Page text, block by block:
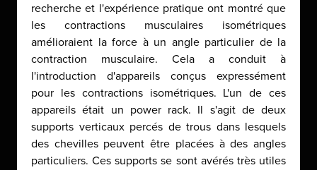
recherche et l'expérience pratique ont montré que
les contractions musculaires isométriques
amélioraient la force à un angle particulier de la
contraction musculaire. Cela a conduit à
l'introduction d'appareils conçus expressément
pour les contractions isométriques. L'un de ces
appareils était un power rack. Il s'agit de deux
supports verticaux percés de trous dans lesquels
des chevilles peuvent être placées à des angles
particuliers. Ces supports se sont avérés très utiles